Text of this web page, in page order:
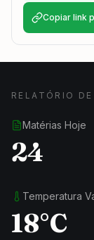
Copiar link
RELATÓRIO
Matérias Hoje
24
Temperatura
18°C